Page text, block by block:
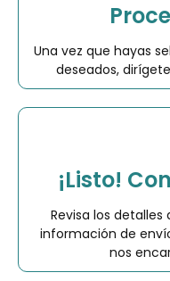
Una vez que hayas
deseados,
¡Listo!
Revisa los
información de
nos